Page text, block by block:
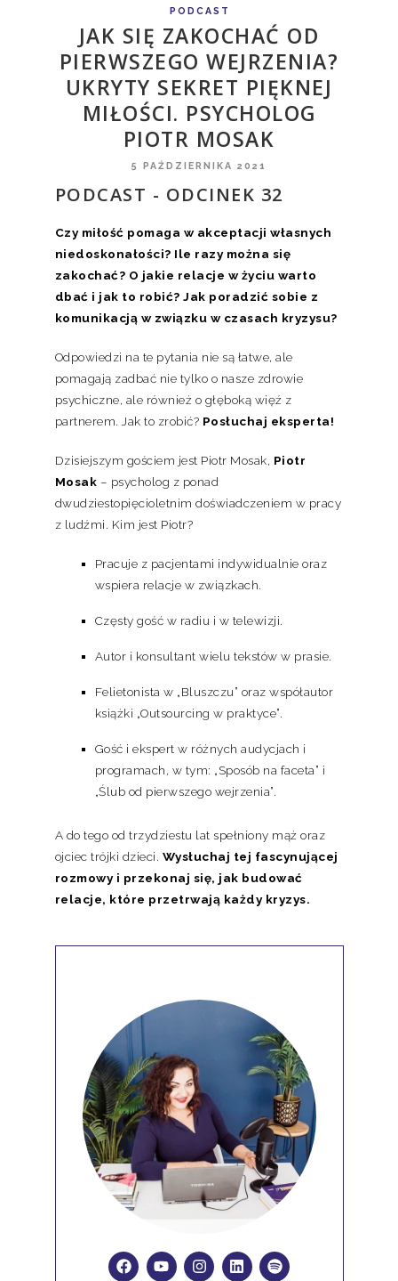
PODCAST
JAK SIĘ ZAKOCHAĆ OD
PIERWSZEGO WEJRZENIA?
UKRYTY SEKRET PIĘKNEJ
MIŁOŚCI. PSYCHOLOG
PIOTR MOSAK
5 PAŹDZIERNIKA 2021
PODCAST - ODCINEK 32
Czy miłość pomaga w akceptacji własnych
niedoskonałości? Ile razy można się
zakochać? O jakie relacje w życiu warto
dbać i jak to robić? Jak poradzić sobie z
komunikacją w związku w czasach kryzysu?
Odpowiedzi na te pytania nie są łatwe, ale
pomagają zadbać nie tylko o nasze zdrowie
psychiczne, ale również o głęboką więź z
partnerem. Jak to zrobić? Posłuchaj eksperta!
Dzisiejszym gościem jest Piotr Mosak, Piotr
Mosak – psycholog z ponad
dwudziestopięcioletnim doświadczeniem w pracy
z ludźmi. Kim jest Piotr?
Pracuje z pacjentami indywidualnie oraz
wspiera relacje w związkach.
Częsty gość w radiu i w telewizji.
Autor i konsultant wielu tekstów w prasie.
Felietonista w „Bluszczu” oraz współautor
książki „Outsourcing w praktyce”.
Gość i ekspert w różnych audycjach i
programach, w tym: „Sposób na faceta” i
„Ślub od pierwszego wejrzenia”.
A do tego od trzydziestu lat spełniony mąż oraz
ojciec trójki dzieci. Wysłuchaj tej fascynującej
rozmowy i przekonaj się, jak budować
relacje, które przetrwają każdy kryzys.